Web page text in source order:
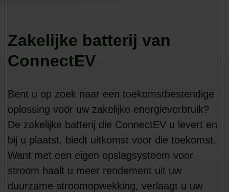
Zakelijke batterij van
ConnectEV
Bent u op zoek naar een toekomstbestendige
oplossing voor uw zakelijke energieverbruik?
De zakelijke batterij die ConnectEV u levert en
bij u plaatst, biedt uitkomst voor die toekomst.
Want met een eigen opslagsysteem voor
stroom haalt u meer rendement uit uw
duurzame stroomopwekking, verlaagt u uw